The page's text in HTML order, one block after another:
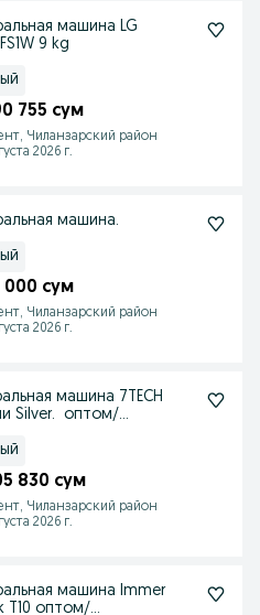
машина LG
9 kg
755 сум
Чиланзарский район
2026 г.
машина.
000 сум
Чиланзарский район
2026 г.
машина 7TECH
Silver. оптом/
830 сум
Чиланзарский район
2026 г.
машина Immer
T10 оптом/